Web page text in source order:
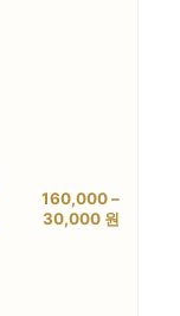
160,000 –
30,000 원